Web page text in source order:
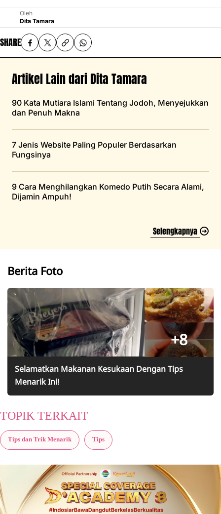
Oleh
Dita Tamara
SHARE
Artikel Lain dari Dita Tamara
90 Kata Mutiara Islami Tentang Jodoh, Menyejukkan
dan Penuh Makna
7 Jenis Website Paling Populer Berdasarkan
Fungsinya
9 Cara Menghilangkan Komedo Putih Secara Alami,
Dijamin Ampuh!
Selengkapnya
Berita Foto
+8
Selamatkan Makanan Kesukaan Dengan Tips
Menarik Ini!
TOPIK TERKAIT
Tips dan Trik Menarik Tips